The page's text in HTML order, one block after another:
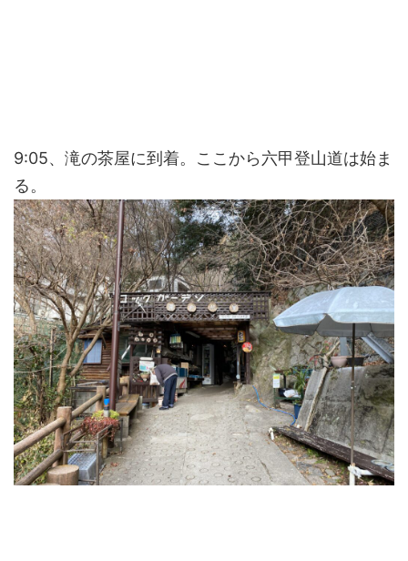
9:05、滝の茶屋に到着。ここから六甲登山道は始ま
る。